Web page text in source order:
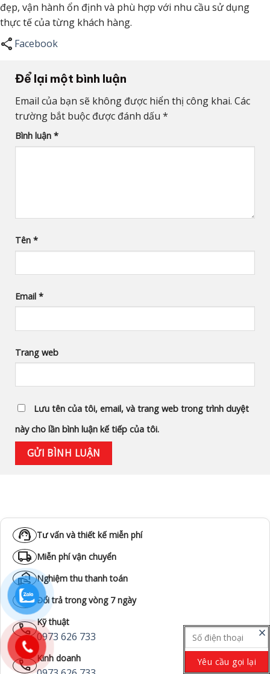
đẹp, vận hành ổn định và phù hợp với nhu cầu sử dụng
thực tế của từng khách hàng.
share Facebook
Để lại một bình luận
Email của bạn sẽ không được hiển thị công khai. Các
trường bắt buộc được đánh dấu *
Bình luận *
Tên *
Email *
Trang web
Lưu tên của tôi, email, và trang web trong trình duyệt
này cho lần bình luận kế tiếp của tôi.
support_agent Tư vấn và thiết kế miễn phí
local_shipping Miễn phí vận chuyển
real_estate_agent Nghiệm thu thanh toán
cached Đổi trả trong vòng 7 ngày
call Kỹ thuật
0973 626 733
call Kinh doanh
close